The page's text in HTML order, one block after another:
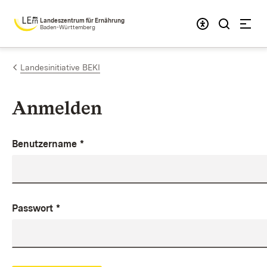
Zum Inhalt springen
Landeszentrum für Ernährung
Baden-Württemberg
Landesinitiative BEKI
Anmelden
Benutzername *
Passwort *